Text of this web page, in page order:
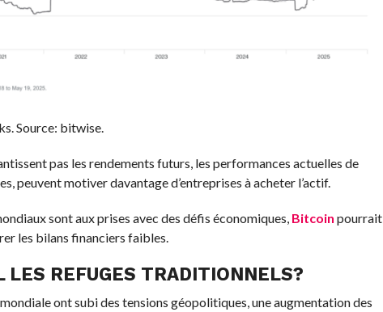
Source: bitwise.
pas les rendements futurs, les performances actuelles de
peuvent motiver davantage d’entreprises à acheter l’actif.
sont aux prises avec des défis économiques, Bitcoin pourrait
les bilans financiers faibles.
LES REFUGES TRADITIONNELS?
ont subi des tensions géopolitiques, une augmentation des